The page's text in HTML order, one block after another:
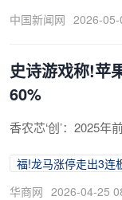
中国新闻网 2026-
史诗游戏称!苹
60%
香农芯‘创’：2025
福!龙马涨停走出3连
华商网 2026-04-25